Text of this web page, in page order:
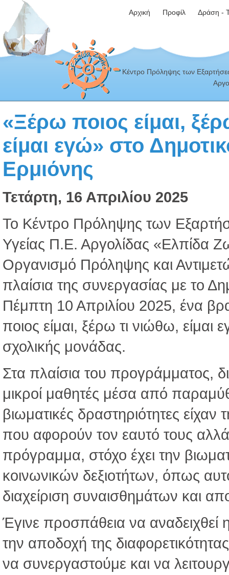
Αρχική Προφίλ Δράση -
Κέντρο Πρόληψης των
«Ξέρω ποιος είμαι,
είμαι εγώ» στο
Ερμιόνης
Τετάρτη, 16 Απριλίου 2025
Το Κέντρο Πρόληψης των
Υγείας Π.Ε. Αργολίδας «Ελπίδα
Οργανισμό Πρόληψης και
πλαίσια της συνεργασίας με το
Πέμπτη 10 Απριλίου 2025, ένα
ποιος είμαι, ξέρω τι νιώθω,
σχολικής μονάδας.
Στα πλαίσια του προγράμματος,
μικροί μαθητές μέσα από
βιωματικές δραστηριότητες
που αφορούν τον εαυτό τους
πρόγραμμα, στόχο έχει την
κοινωνικών δεξιοτήτων, όπως
διαχείριση συναισθημάτων και
Έγινε προσπάθεια να
την αποδοχή της
να συνεργαστούμε και να